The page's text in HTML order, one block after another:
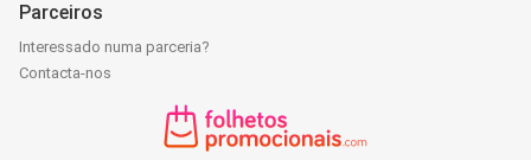
Parceiros
Interessado numa parceria?
Contacta-nos